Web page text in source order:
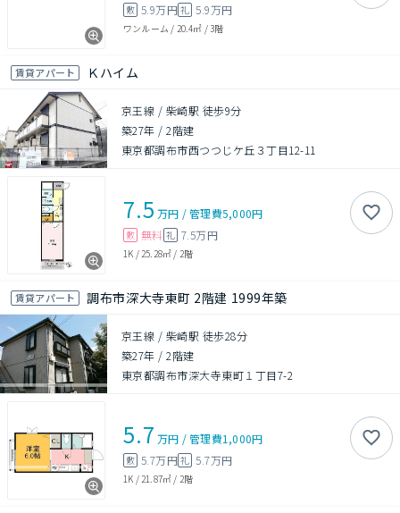
敷 5.9万円礼 5.9万円
ワンルーム / 20.4㎡ /3階
賃貸アパート Ｋハイム
京王線 / 柴崎駅 徒歩9分
築27年 /2階建
東京都調布市西つつじケ丘３丁目12-11
7.5 万円 /管理費5,000円
敷 無料 礼 7.5万円
1K / 25.28㎡ / 2階
賃貸アパート 調布市深大寺東町 2階建 1999年築
京王線 / 柴崎駅 徒歩28分
築27年 /2階建
東京都調布市深大寺東町１丁目7-2
5.7 万円 /管理費1,000円
敷 5.7万円礼 5.7万円
1K / 21.87㎡ / 2階